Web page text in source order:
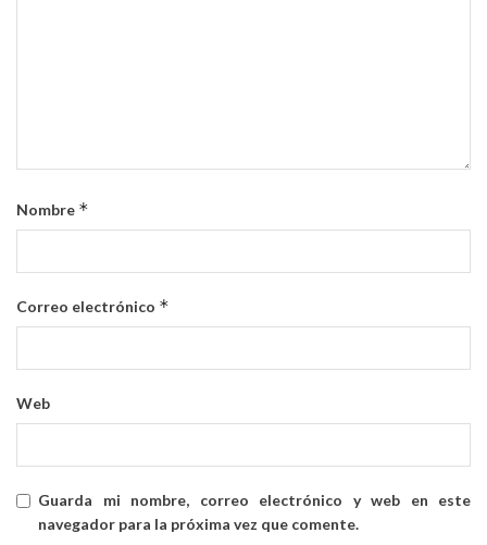
Nombre *
Correo electrónico *
Web
Guarda mi nombre, correo electrónico y web en este
navegador para la próxima vez que comente.